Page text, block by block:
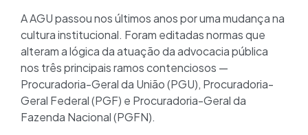
A AGU passou nos últimos anos por uma mudança na
cultura institucional. Foram editadas normas que
alteram a lógica da atuação da advocacia pública
nos três principais ramos contenciosos —
Procuradoria-Geral da União (PGU), Procuradoria-
Geral Federal (PGF) e Procuradoria-Geral da
Fazenda Nacional (PGFN).